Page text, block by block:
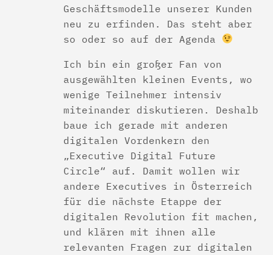
Geschäftsmodelle unserer Kunden
neu zu erfinden. Das steht aber
so oder so auf der Agenda
Ich bin ein großer Fan von
ausgewählten kleinen Events, wo
wenige Teilnehmer intensiv
miteinander diskutieren. Deshalb
baue ich gerade mit anderen
digitalen Vordenkern den
„Executive Digital Future
Circle“ auf. Damit wollen wir
andere Executives in Österreich
für die nächste Etappe der
digitalen Revolution fit machen,
und klären mit ihnen alle
relevanten Fragen zur digitalen